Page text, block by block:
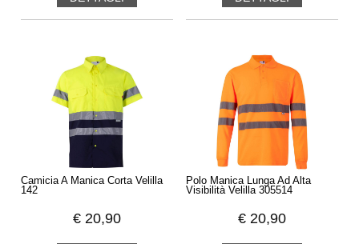
Camicia A Manica Corta Velilla
142
€ 20,90
Polo Manica Lunga Ad Alta
Visibilità Velilla 305514
€ 20,90